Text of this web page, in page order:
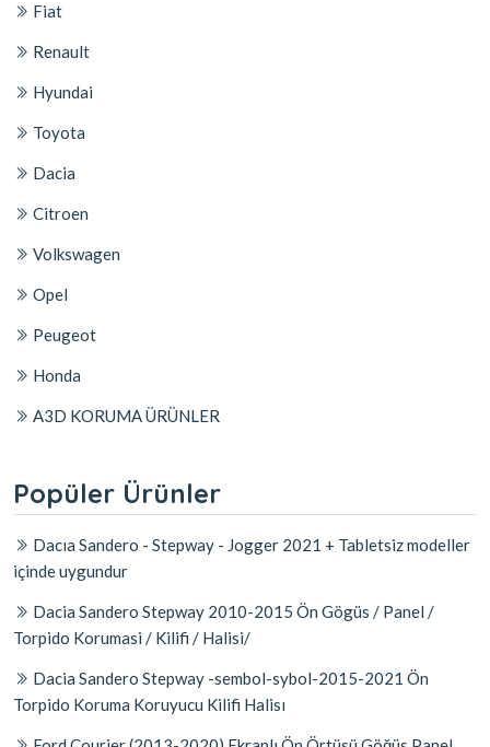
Fiat
Renault
Hyundai
Toyota
Dacia
Citroen
Volkswagen
Opel
Peugeot
Honda
A3D KORUMA ÜRÜNLER
Popüler Ürünler
Dacıa Sandero - Stepway - Jogger 2021 + Tabletsiz modeller
içinde uygundur
Dacia Sandero Stepway 2010-2015 Ön Gögüs / Panel /
Torpido Korumasi / Kilifi / Halisi/
Dacia Sandero Stepway -sembol-sybol-2015-2021 Ön
Torpido Koruma Koruyucu Kilifi Halisı